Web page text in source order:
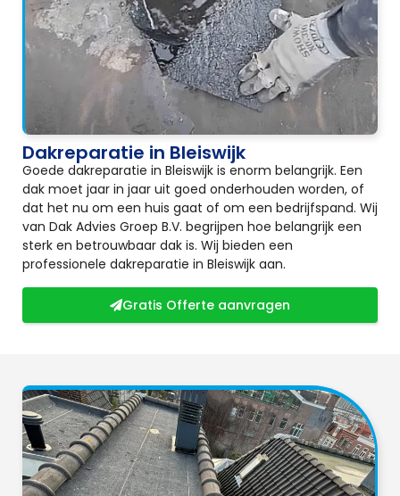
Dakreparatie in Bleiswijk
Goede dakreparatie in Bleiswijk is enorm belangrijk. Een
dak moet jaar in jaar uit goed onderhouden worden, of
dat het nu om een huis gaat of om een bedrijfspand. Wij
van Dak Advies Groep B.V. begrijpen hoe belangrijk een
sterk en betrouwbaar dak is. Wij bieden een
professionele dakreparatie in Bleiswijk aan.
Gratis Offerte aanvragen